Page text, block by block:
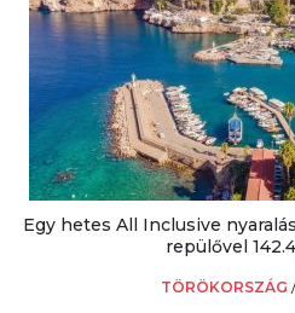
Egy hetes All Inclusive
repülővel
TÖRÖKORSZÁG